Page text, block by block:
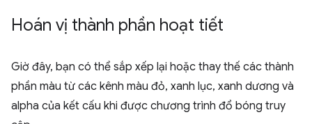
Hoán vị thành phần hoạt tiết
Giờ đây, bạn có thể sắp xếp lại hoặc thay thế các thành
phần màu từ các kênh màu đỏ, xanh lục, xanh dương và
alpha của kết cấu khi được chương trình đổ bóng truy